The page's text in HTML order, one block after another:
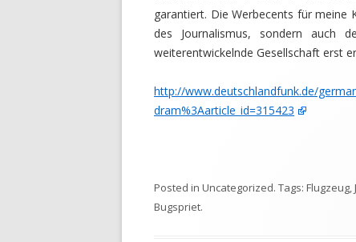
garantiert. Die Werbecents für meine
des Journalismus, sondern auch
weiterentwickelnde Gesellschaft erst
http://www.deutschlandfunk.de/
dram%3Aarticle_id=315423
Posted in Uncategorized. Tags: Flugzeug,
Bugspriet.